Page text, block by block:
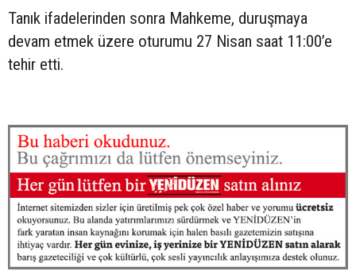
Tanık ifadelerinden sonra Mahkeme, duruşmaya
devam etmek üzere oturumu 27 Nisan saat 11:00’e
tehir etti.